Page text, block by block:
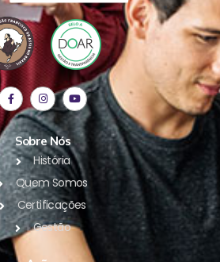
Sobre Nós
História
Quem Somos
Certificações
Gestão